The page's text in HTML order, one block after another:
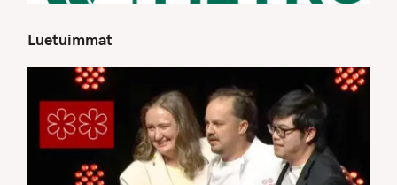
Luetuimmat
S
e
a